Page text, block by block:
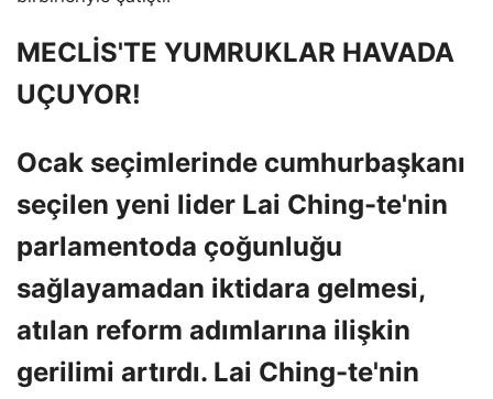
MECLİS'TE YUMRUKLAR HAVADA
UÇUYOR!
Ocak seçimlerinde cumhurbaşkanı
seçilen yeni lider Lai Ching-te'nin
parlamentoda çoğunluğu
sağlayamadan iktidara gelmesi,
atılan reform adımlarına ilişkin
gerilimi artırdı. Lai Ching-te'nin